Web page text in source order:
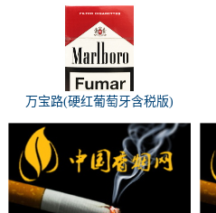
万宝路(硬红葡萄牙含税版)